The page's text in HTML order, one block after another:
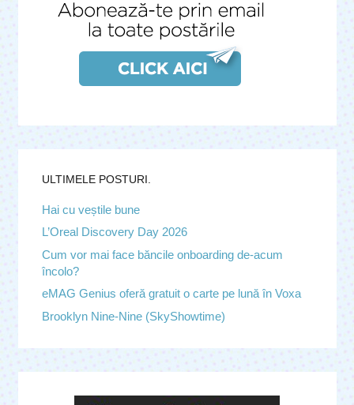
ULTIMELE POSTURI.
Hai cu veștile bune
L’Oreal Discovery Day 2026
Cum vor mai face băncile onboarding de-acum
încolo?
eMAG Genius oferă gratuit o carte pe lună în Voxa
Brooklyn Nine-Nine (SkyShowtime)